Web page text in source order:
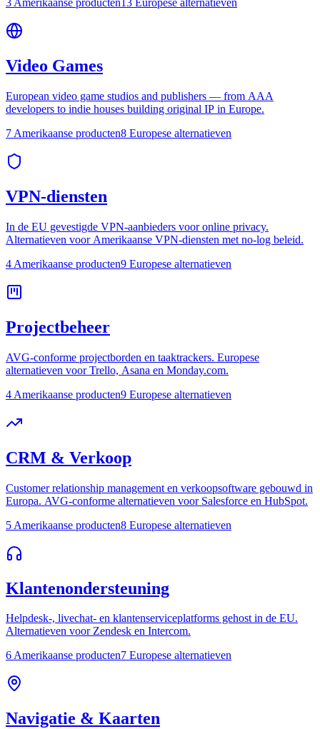
3 Amerikaanse producten 13 Europese alternatieven
Video Games
European video game studios and publishers — from AAA
developers to indie houses building original IP in Europe.
7 Amerikaanse producten8 Europese alternatieven
VPN-diensten
In de EU gevestigde VPN-aanbieders voor online privacy.
Alternatieven voor Amerikaanse VPN-diensten met no-log beleid.
4 Amerikaanse producten9 Europese alternatieven
Projectbeheer
AVG-conforme projectborden en taaktrackers. Europese
alternatieven voor Trello, Asana en Monday.com.
4 Amerikaanse producten9 Europese alternatieven
CRM & Verkoop
Customer relationship management en verkoopsoftware gebouwd in
Europa. AVG-conforme alternatieven voor Salesforce en HubSpot.
5 Amerikaanse producten8 Europese alternatieven
Klantenondersteuning
Helpdesk-, livechat- en klantenserviceplatforms gehost in de EU.
Alternatieven voor Zendesk en Intercom.
6 Amerikaanse producten7 Europese alternatieven
Navigatie & Kaarten